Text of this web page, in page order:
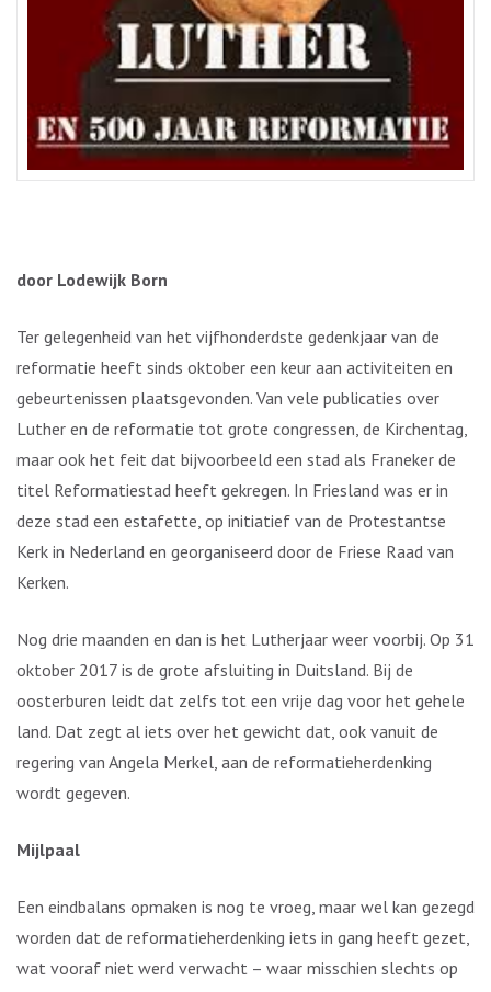
door Lodewijk Born
Ter gelegenheid van het vijfhonderdste gedenkjaar van de
reformatie heeft sinds oktober een keur aan activiteiten en
gebeurtenissen plaatsgevonden. Van vele publicaties over
Luther en de reformatie tot grote congressen, de Kirchentag,
maar ook het feit dat bijvoorbeeld een stad als Franeker de
titel Reformatiestad heeft gekregen. In Friesland was er in
deze stad een estafette, op initiatief van de Protestantse
Kerk in Nederland en georganiseerd door de Friese Raad van
Kerken.
Nog drie maanden en dan is het Lutherjaar weer voorbij. Op 31
oktober 2017 is de grote afsluiting in Duitsland. Bij de
oosterburen leidt dat zelfs tot een vrije dag voor het gehele
land. Dat zegt al iets over het gewicht dat, ook vanuit de
regering van Angela Merkel, aan de reformatieherdenking
wordt gegeven.
Mijlpaal
Een eindbalans opmaken is nog te vroeg, maar wel kan gezegd
worden dat de reformatieherdenking iets in gang heeft gezet,
wat vooraf niet werd verwacht – waar misschien slechts op